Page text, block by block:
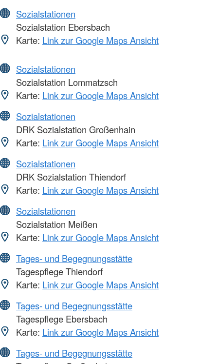
Sozialstationen
Sozialstation Ebersbach
Karte: Link zur Google Maps Ansicht
Sozialstationen
Sozialstation Lommatzsch
Karte: Link zur Google Maps Ansicht
Sozialstationen
DRK Sozialstation Großenhain
Karte: Link zur Google Maps Ansicht
Sozialstationen
DRK Sozialstation Thiendorf
Karte: Link zur Google Maps Ansicht
Sozialstationen
Sozialstation Meißen
Karte: Link zur Google Maps Ansicht
Tages- und Begegnungsstätte
Tagespflege Thiendorf
Karte: Link zur Google Maps Ansicht
Tages- und Begegnungsstätte
Tagespflege Ebersbach
Karte: Link zur Google Maps Ansicht
Tages- und Begegnungsstätte